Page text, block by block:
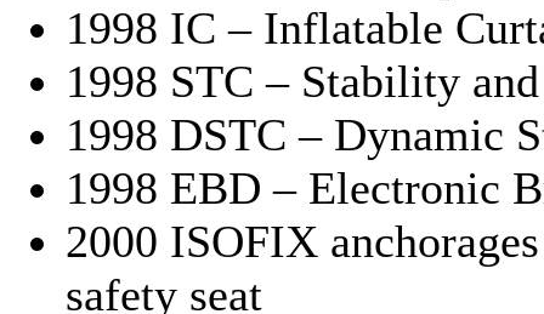
1998 IC – Inflatable
1998 STC – Stability
1998 DSTC – Dynamic
1998 EBD – Electronic
2000 ISOFIX
safety seat